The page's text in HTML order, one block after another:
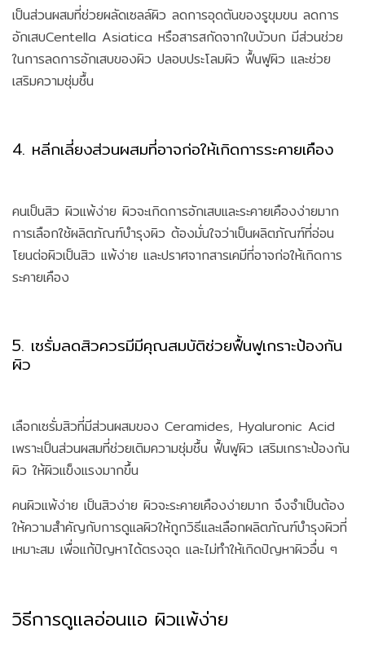
เป็นส่วนผสมที่ช่วยผลัดเซลล์ผิว ลดการอุดตันของรูขุมขน ลดการ
อักเสบCentella Asiatica หรือสารสกัดจากใบบัวบก มีส่วนช่วย
ในการลดการอักเสบของผิว ปลอบประโลมผิว ฟื้นฟูผิว และช่วย
เสริมความชุ่มชื้น
4. หลีกเลี่ยงส่วนผสมที่อาจก่อให้เกิดการระคายเคือง
คนเป็นสิว ผิวแพ้ง่าย ผิวจะเกิดการอักเสบและระคายเคืองง่ายมาก
การเลือกใช้ผลิตภัณฑ์บำรุงผิว ต้องมั่นใจว่าเป็นผลิตภัณฑ์ที่อ่อน
โยนต่อผิวเป็นสิว แพ้ง่าย และปราศจากสารเคมีที่อาจก่อให้เกิดการ
ระคายเคือง
5. เซรั่มลดสิวควรมีมีคุณสมบัติช่วยฟื้นฟูเกราะป้องกัน
ผิว
เลือกเซรั่มสิวที่มีส่วนผสมของ Ceramides, Hyaluronic Acid
เพราะเป็นส่วนผสมที่ช่วยเติมความชุ่มชื้น ฟื้นฟูผิว เสริมเกราะป้องกัน
ผิว ให้ผิวแข็งแรงมากขึ้น
คนผิวแพ้ง่าย เป็นสิวง่าย ผิวจะระคายเคืองง่ายมาก จึงจำเป็นต้อง
ให้ความสำคัญกับการดูแลผิวให้ถูกวิธีและเลือกผลิตภัณฑ์บำรุงผิวที่
เหมาะสม เพื่อแก้ปัญหาได้ตรงจุด และไม่ทำให้เกิดปัญหาผิวอื่น ๆ
วิธีการดูแลอ่อนแอ ผิวแพ้ง่าย